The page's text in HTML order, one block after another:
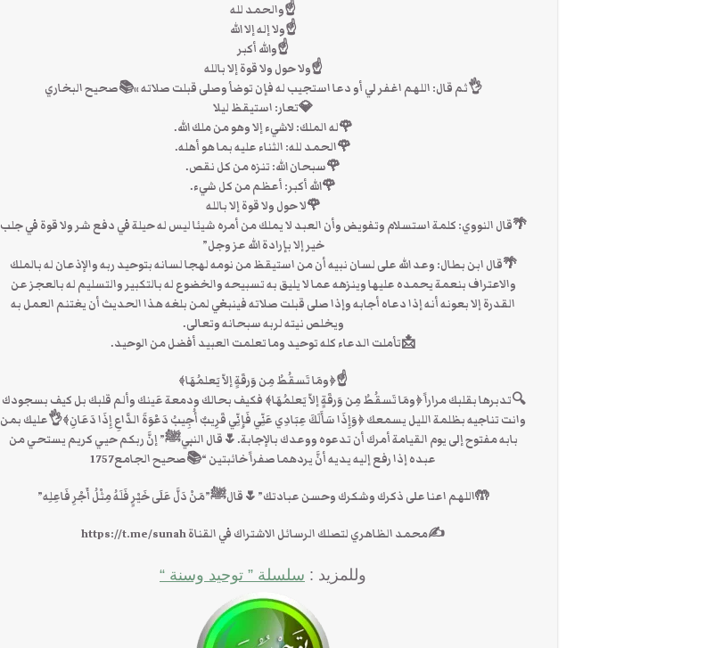
☝والحمد لله
☝ولا إله إلا الله
☝والله أكبر
☝ولا حول ولا قوة إلا بالله
👌ثم قال: اللهم اغفر لي أو دعا استجيب له فإن توضأ وصلى قبلت صلاته »📚صحيح البخاري
💎تعار: استيقظ ليلا
🌹له الملك: لاشيء إلا وهو من ملك الله.
🌹الحمد لله: الثناء عليه بما هو أهله.
🌹سبحان الله: تنزه من كل نقص.
🌹الله أكبر: أعظم من كل شيء.
🌹لا حول ولا قوة إلا بالله
🌴قال النووي: كلمة استسلام وتفويض وأن العبد لا يملك من أمره شيئا ليس له حيلة في دفع شر ولا قوة في جلب
خير إلا بإرادة الله عز وجل”
🌴قال ابن بطال: وعد الله على لسان نبيه أن من استيقظ من نومه لهجا لسانه بتوحيد ربه والإذعان له بالملك
والاعتراف بنعمة يحمده عليها وينزهه عما لا يليق به تسبيحه والخضوع له بالتكبير والتسليم له بالعجز عن
القدرة إلا بعونه أنه إذا دعاه أجابه وإذا صلى قبلت صلاته فينبغي لمن بلغه هذا الحديث أن يغتنم العمل به
ويخلص نيته لربه سبحانه وتعالى.
📩تأملت الدعاء كله توحيد وما تعلمت العبيد أفضل من الوحيد.
☝﴿ومَا تَسقُطُ مِن وَرقَةٍ إلاّ يَعلمُهَا﴾
🔍تدبرها بقلبك مراراً ﴿ومَا تَسقُطُ مِن وَرقَةٍ إلاّ يَعلمُهَا﴾ فكيف بحالك ودمعة عَينك وألم قلبك بل كيف بسجودك
وانت تناجيه بظلمة الليل يسمعك ﴿وَإِذَا سَأَلَكَ عِبَادِي عَنِّي فَإِنِّي قَرِيبٌ أُجِيبُ دَعْوَةَ الدَّاعِ إِذَا دَعَانِ﴾👌عليك بمن
بابه مفتوح إلى يوم القيامة أمرك أن تدعوه ووعدك بالإجابة.🌷قال النبيﷺ” إنَّ ربكم حيي كريم يستحي من
عبده إذا رفع إليه يديه أنَّ يردهما صفراً خائبتين “📚صحيح الجامع1757
🤲اللهم اعنا على ذكرك وشكرك وحسن عبادتك”🌷قالﷺ”مَنْ دَلَّ عَلَى خَيْرٍ فَلَهُ مِثْلُ أَجْرِ فَاعِلِه”
✍محمد الظاهري لتصلك الرسائل الاشتراك في القناة https://t.me/sunah
وللمزيد : سلسلة ” توحيد وسنة “